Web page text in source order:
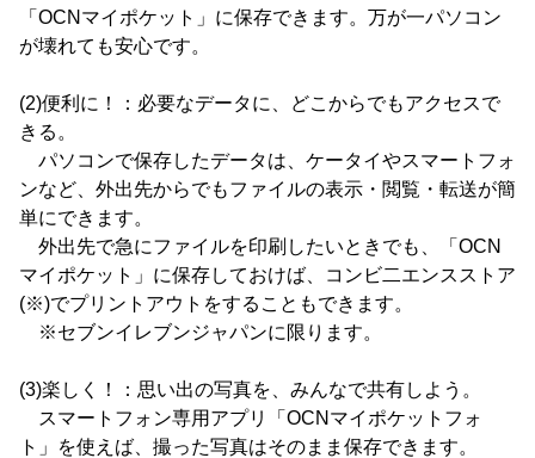
「OCNマイポケット」に保存できます。万が一パソコン
が壊れても安心です。
(2)便利に！：必要なデータに、どこからでもアクセスで
きる。
パソコンで保存したデータは、ケータイやスマートフォ
ンなど、外出先からでもファイルの表示・閲覧・転送が簡
単にできます。
外出先で急にファイルを印刷したいときでも、「OCN
マイポケット」に保存しておけば、コンビ二エンスストア
(※)でプリントアウトをすることもできます。
※セブンイレブンジャパンに限ります。
(3)楽しく！：思い出の写真を、みんなで共有しよう。
スマートフォン専用アプリ「OCNマイポケットフォ
ト」を使えば、撮った写真はそのまま保存できます。